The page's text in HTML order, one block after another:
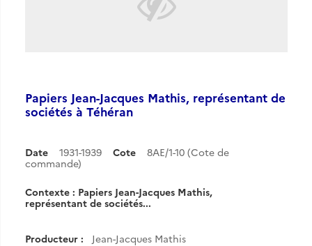
Papiers Jean-Jacques Mathis, représentant de
sociétés à Téhéran
Date 1931-1939 Cote
8AE/1-10 (Cote de
commande)
Contexte : Papiers Jean-Jacques Mathis,
représentant de sociétés...
Producteur : Jean-Jacques Mathis